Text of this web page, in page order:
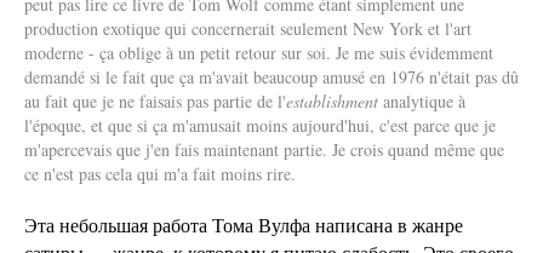
production exotique qui concernerait seulement New York et l'art
moderne - ça oblige à un petit retour sur soi. Je me suis évidemment
demandé si le fait que ça m'avait beaucoup amusé en 1976 n'était pas dû
au fait que je ne faisais pas partie de l'establishment analytique à
l'époque, et que si ça m'amusait moins aujourd'hui, c'est parce que je
m'apercevais que j'en fais maintenant partie. Je crois quand même que
ce n'est pas cela qui m'a fait moins rire.
Эта небольшая работа Тома Вулфа написана в жанре